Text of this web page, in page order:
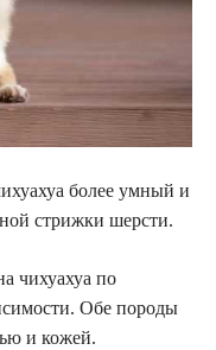
более умный и
стрижки шерсти.
чихуахуа по
Обе породы
и кожей.